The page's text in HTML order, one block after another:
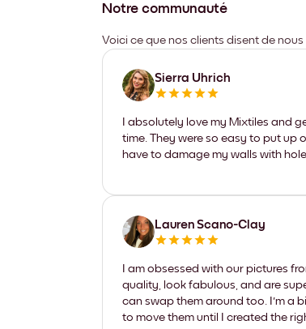
Notre communauté
Voici ce que nos clients disent de nous
Sierra Uhrich
I absolutely love my Mixtiles and
time. They were so easy to put up
have to damage my walls with
Lauren Scano-Clay
I am obsessed with our pictures
quality, look fabulous, and are
can swap them around too. I'm a
to move them until I created the